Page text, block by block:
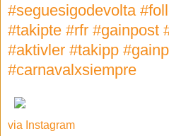
#seguesigodevolta
#takipte #rfr #gainpost
#aktivler #takipp
#carnavalxsiempre
via Instagram